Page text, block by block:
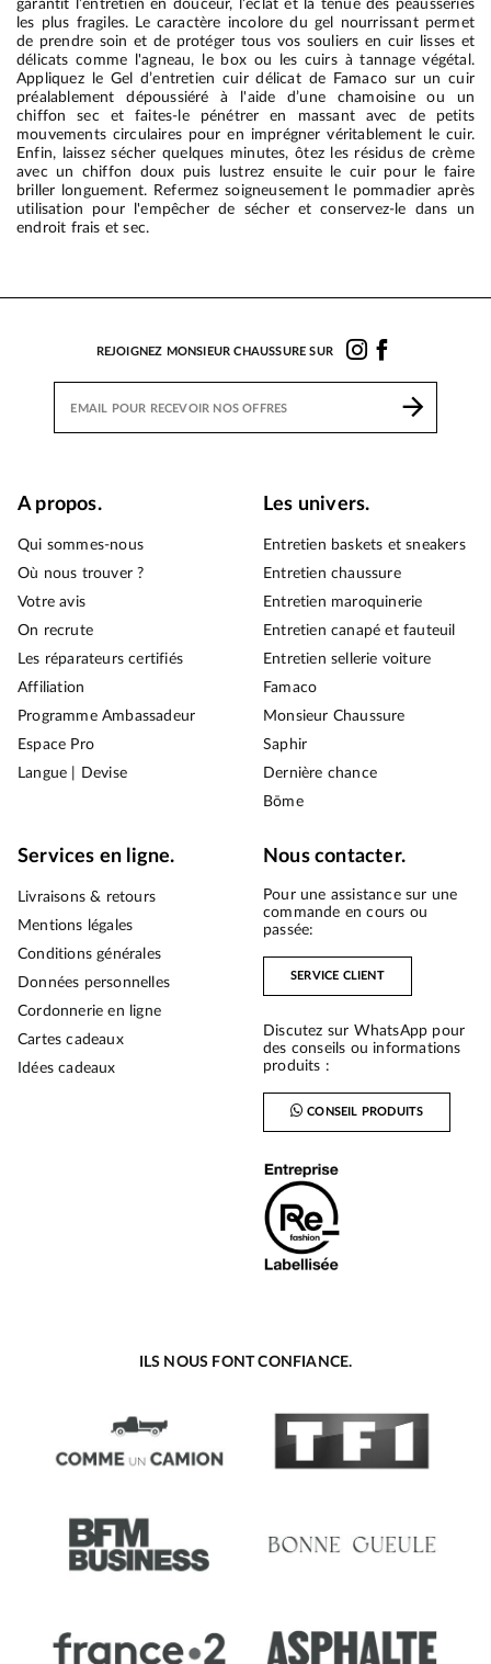
garantit l’entretien en douceur, l’éclat et la tenue des peausseries
les plus fragiles. Le caractère incolore du gel nourrissant permet
de prendre soin et de protéger tous vos souliers en cuir lisses et
délicats comme l'agneau, le box ou les cuirs à tannage végétal.
Appliquez le Gel d’entretien cuir délicat de Famaco sur un cuir
préalablement dépoussiéré à l'aide d’une chamoisine ou un
chiffon sec et faites-le pénétrer en massant avec de petits
mouvements circulaires pour en imprégner véritablement le cuir.
Enfin, laissez sécher quelques minutes, ôtez les résidus de crème
avec un chiffon doux puis lustrez ensuite le cuir pour le faire
briller longuement. Refermez soigneusement le pommadier après
utilisation pour l'empêcher de sécher et conservez-le dans un
endroit frais et sec.
REJOIGNEZ MONSIEUR CHAUSSURE SUR
A propos.
Qui sommes-nous
Où nous trouver ?
Votre avis
On recrute
Les réparateurs certifiés
Affiliation
Programme Ambassadeur
Espace Pro
Langue | Devise
Les univers.
Entretien baskets et sneakers
Entretien chaussure
Entretien maroquinerie
Entretien canapé et fauteuil
Entretien sellerie voiture
Famaco
Monsieur Chaussure
Saphir
Dernière chance
Bōme
Services en ligne.
Livraisons & retours
Mentions légales
Conditions générales
Données personnelles
Cordonnerie en ligne
Cartes cadeaux
Idées cadeaux
Nous contacter.
Pour une assistance sur une
commande en cours ou
passée:
SERVICE CLIENT
Discutez sur WhatsApp pour
des conseils ou informations
produits :
CONSEIL PRODUITS
ILS NOUS FONT CONFIANCE.